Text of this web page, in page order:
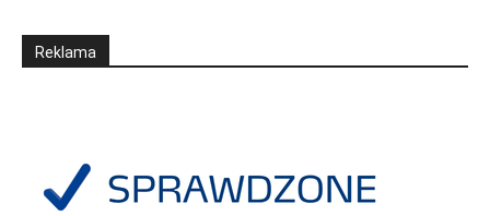
Reklama